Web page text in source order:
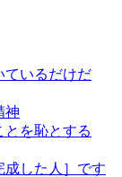
ているだけだ
神
とを恥とする
成した人］です